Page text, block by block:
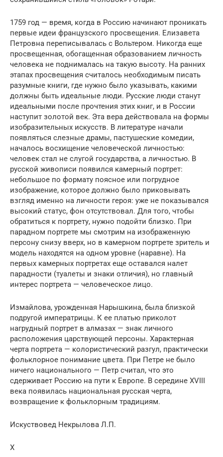
1759 год — время, когда в Россию начинают проникать
первые идеи французского просвещения. Елизавета
Петровна переписывалась с Вольтером. Никогда еще
просвещенная, обогащенная образованием личность
человека не поднималась на такую высоту. На ранних
этапах просвещения считалось необходимым писать
разумные книги, где нужно было указывать, какими
должны быть идеальные люди. Русские люди станут
идеальными после прочтения этих книг, и в России
наступит золотой век. Эта вера действовала на формы
изобразительных искусств. В литературе начали
появляться слезные драмы, пастушеские комедии,
началось восхищение человеческой личностью:
человек стал не слугой государства, а личностью. В
русской живописи появился камерный портрет:
небольшое по формату поясное или погрудное
изображение, которое должно было приковывать
взгляд именно на личности героя: уже не показывался
высокий статус, фон отсутствовал. Для того, чтобы
обратиться к портрету, нужно подойти близко. При
парадном портрете мы смотрим на изображенную
персону снизу вверх, но в камерном портрете зритель и
модель находятся на одном уровне (наравне). На
первых камерных портретах еще оставался налет
парадности (туалеты и знаки отличия), но главный
интерес портрета — человеческое лицо.
Измайлова, урожденная Нарышкина, была близкой
подругой императрицы. К ее платью приколот
нагрудный портрет в алмазах — знак личного
расположения царствующей персоны. Характерная
черта портрета — колористический разгул, практически
фольклорное понимание цвета. При Петре не было
ничего национального — Петр считал, что это
сдерживает Россию на пути к Европе. В середине XVIII
века появилась национальная русская черта,
возвращение к фольклорным традициям.
Искуствовед Некрылова Л.П.
Х